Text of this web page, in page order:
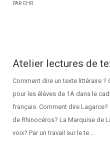
PAR CHR.
Atelier lectures de
Comment dire un texte littéraire ?
pour les élèves de 1A dans le
français. Comment dire
de Rhinocéros? La Marquise de
voix? Par un travail sur le te ...